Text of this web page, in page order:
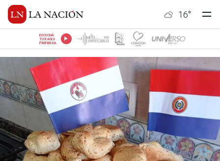
16°
ESCUCHÁ
TU RADIO
PREFERIDA